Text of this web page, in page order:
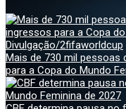
Mais de 730 mil
para a Copa do Mundo